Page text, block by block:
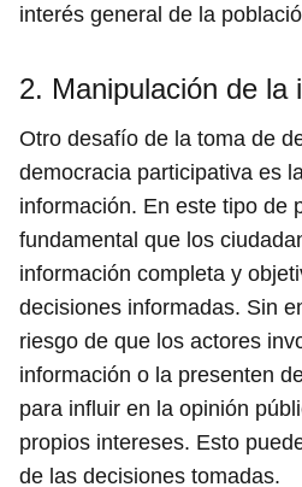
interés general de la
2. Manipulación de la
Otro desafío de la toma de
democracia participativa es
información. En este tipo de
fundamental que los
información completa y
decisiones informadas. Sin
riesgo de que los actores
información o la presenten
para influir en la opinión
propios intereses. Esto
de las decisiones tomadas.